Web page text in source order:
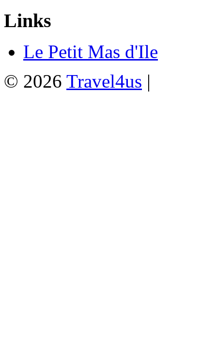
Links
Le Petit Mas d'Ile
© 2026 Travel4us |